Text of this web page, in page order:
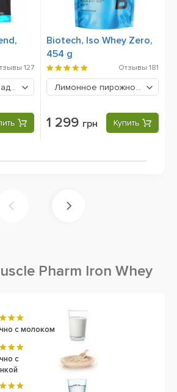
127
Шоколадная помадка 1039 грн
Biotech, Iso Whey Zero,
454 g
Отзывы 181
Лимонное пирожное 1299
1 299 грн Купить
Pharm Iron Whey
с молоком
с